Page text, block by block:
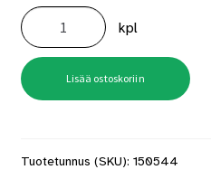
Kiuaspiipun
läpiviennin
lisäeriste
alle
700mm
eristevahvuudelle
Härmä
Air
määrä
kpl
Lisää ostoskoriin
Tuotetunnus (SKU): 150544